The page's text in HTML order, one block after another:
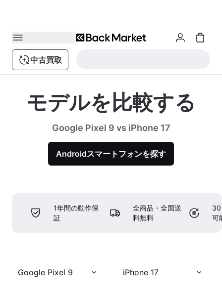
中古買取
モデルを比較する
Google Pixel 9 vs iPhone 17
Androidスマートフォンを探す
1年間の動作保
証
全商品・全国送
料無料
30
可
Google Pixel 9 iPhone 17